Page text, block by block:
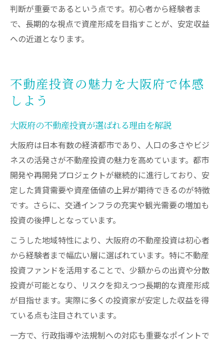
判断が重要であるという点です。初心者から経験者ま
で、長期的な視点で資産形成を目指すことが、安定収益
への近道となります。
不動産投資の魅力を大阪府で体感
しよう
大阪府の不動産投資が選ばれる理由を解説
大阪府は日本有数の経済都市であり、人口の多さやビジ
ネスの活発さが不動産投資の魅力を高めています。都市
開発や再開発プロジェクトが継続的に進行しており、安
定した賃貸需要や資産価値の上昇が期待できるのが特徴
です。さらに、交通インフラの充実や観光需要の増加も
投資の後押しとなっています。
こうした地域特性により、大阪府の不動産投資は初心者
から経験者まで幅広い層に選ばれています。特に不動産
投資ファンドを活用することで、少額からの出資や分散
投資が可能となり、リスクを抑えつつ長期的な資産形成
が目指せます。実際に多くの投資家が安定した収益を得
ている点も注目されています。
一方で、行政指導や法規制への対応も重要なポイントで